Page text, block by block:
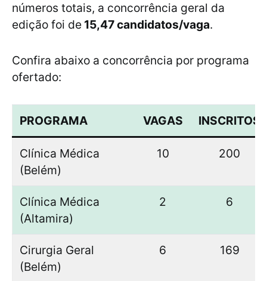
números totais, a concorrência geral da
edição foi de 15,47 candidatos/vaga.
Confira abaixo a concorrência por programa
ofertado:
PROGRAMA VAGAS INSCRITOS
Clínica Médica
(Belém)
10 200
Clínica Médica
(Altamira)
2 6
Cirurgia Geral
(Belém)
6 169